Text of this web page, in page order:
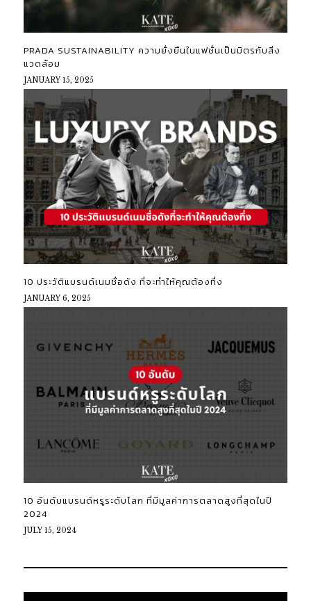
PRADA SUSTAINABILITY ความยั่งยืนในแฟชั่นเป็นมิตรกับสิ่ง
แวดล้อม
JANUARY 15, 2025
10 ประวัติแบรนด์เนมชื่อดัง ที่จะทำให้คุณต้องทึ่ง
JANUARY 6, 2025
10 อันดับแบรนด์หรูระดับโลก ที่มีมูลค่าการตลาดสูงที่สุดในปี
2024
JULY 15, 2024